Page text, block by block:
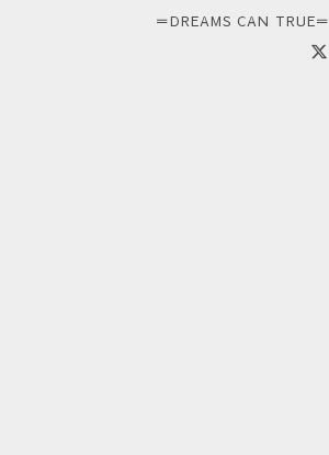
＝DREAMS CAN TRUE＝